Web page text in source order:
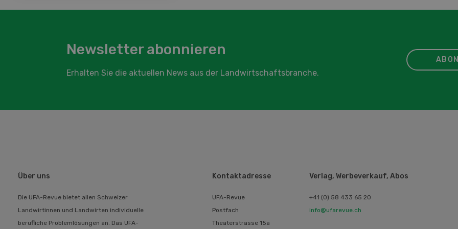
Newsletter abonnieren
Erhalten Sie die aktuellen News aus der Landwirtschaftsbranche.
Über uns
Die UFA-Revue bietet allen Schweizer
Landwirtinnen und Landwirten individuelle
berufliche Problemlösungen an. Das UFA-
Kontaktadresse
UFA-Revue
Postfach
Theaterstrasse 15a
Verlag, Werbeverkauf, Abos
+41 (0) 58 433 65 20
info@ufarevue.ch